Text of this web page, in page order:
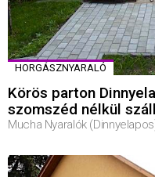
HORGÁSZNYARALÓ
Körös parton
szomszéd nélkül
Mucha Nyaralók